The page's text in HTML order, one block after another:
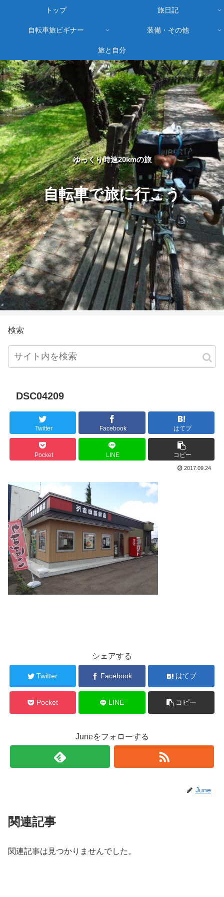
ゆっくり時速20kmの旅
自転車で旅に行こう
トップ 旅日記
自転車旅ビギナー 装備・その他
旅と自分
検索
DSC04209
Twitter Facebook はてブ
Pocket LINE コピー
2017.09.24
シェアする
Twitter Facebook はてブ
Pocket LINE コピー
Juneをフォローする
June
関連記事
関連記事は見つかりませんでした。